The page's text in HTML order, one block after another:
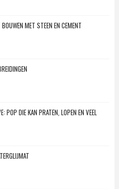
MET STEEN EN CEMENT
POP DIE KAN PRATEN, LOPEN EN VEEL